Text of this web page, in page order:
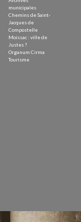
municipales
Chemins de Saint-
Jacques de
Compostelle
Moissac : ville de
Justes ?
Organum Cirma
Tourisme